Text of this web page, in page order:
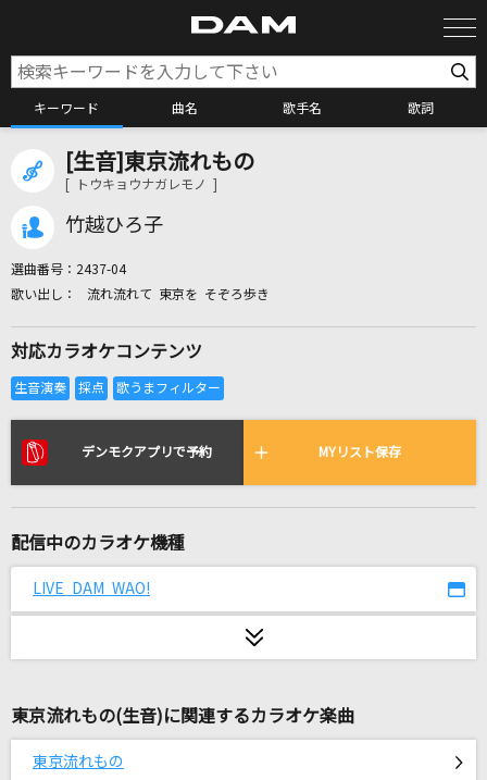
キーワード 曲名 歌手名 歌詞
カラオケ検索
全国りれき
リアルタイムで歌われている曲の一覧
残機
[生音]地上の星
[生音]メリッサ
ポルノグラフィティ
[生音]東京流れもの
[ トウキョウナガレモノ ]
竹越ひろ子
選曲番号： 2437-04
流れ流れて 東京を そぞろ歩き
対応カラオケコンテンツ
デンモクアプリで予約 MYリスト保存
配信中のカラオケ機種
LIVE DAM WAO!
東京流れもの(生音)に関連するカラオケ楽曲
東京流れもの